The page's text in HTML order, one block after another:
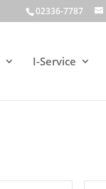
02336-7787
I-Service